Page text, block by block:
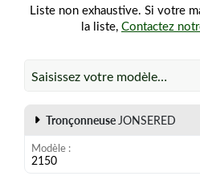
Liste non exhaustive. Si votre
la liste, Contactez
Saisissez votre modèle…
Tronçonneuse JONSERED
Modèle
2150